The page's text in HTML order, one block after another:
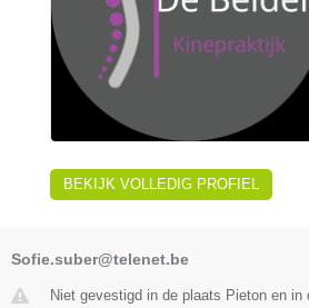
BEKIJK VOLLEDIG PROFIEL
Sofie.suber@telenet.be
Niet gevestigd in de plaats Pieton en in